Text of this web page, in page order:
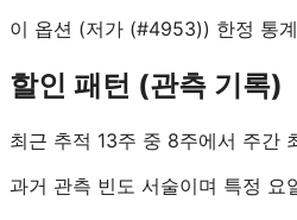
이 옵션 (저가 (#4953)) 한정 통
할인 패턴 (관측 기록)
최근 추적 13주 중 8주에서 주간
과거 관측 빈도 서술이며 특정 요